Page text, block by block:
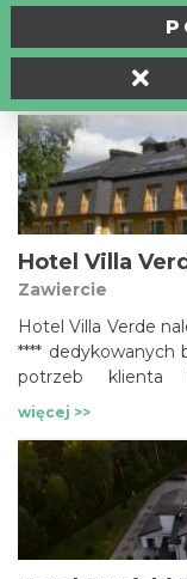
2012 roku. Jej
zarówno imprez
seminaryjnych.
krajowej DK1
Hotel Villa
Zawiercie
Hotel Villa Verde
**** dedykowanych
potrzeb klienta
kongresowo-
składający się
firmowych.
więcej >>